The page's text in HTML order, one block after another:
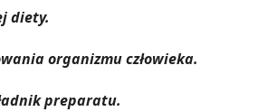
diety.
organizmu człowieka.
preparatu.